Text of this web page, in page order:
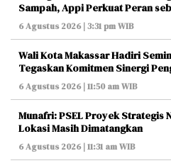
Sampah, Appi Perkuat Peran
6 Agustus 2026 | 3:31 pm WIB
Wali Kota Makassar Hadiri
Tegaskan Komitmen Sinergi
6 Agustus 2026 | 11:50 am WIB
Munafri: PSEL Proyek Strategis
Lokasi Masih Dimatangkan
6 Agustus 2026 | 11:31 am WIB